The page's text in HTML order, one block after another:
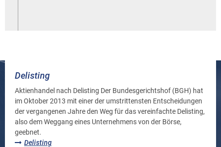
Delisting
Aktienhandel nach Delisting Der Bundesgerichtshof (BGH) hat
im Oktober 2013 mit einer der umstrittensten Entscheidungen
der vergangenen Jahre den Weg für das vereinfachte Delisting,
also dem Weggang eines Unternehmens von der Börse,
geebnet.
Delisting